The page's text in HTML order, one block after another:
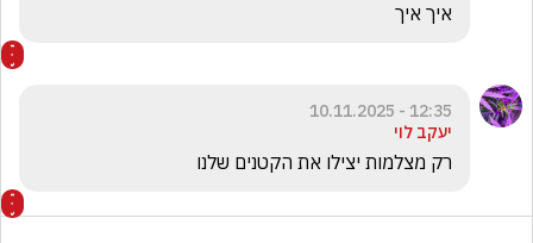
איך איך
12:35 - 10.11.2025
יעקב לוי
רק מצלמות יצילו את הקטנים שלנו